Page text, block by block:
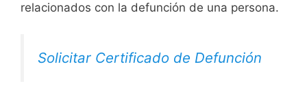
relacionados con la defunción de una persona.
Solicitar Certificado de Defunción